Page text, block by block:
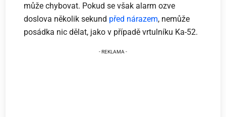
může chybovat. Pokud se však alarm ozve
doslova několik sekund před nárazem, nemůže
posádka nic dělat, jako v případě vrtulníku Ka-52.